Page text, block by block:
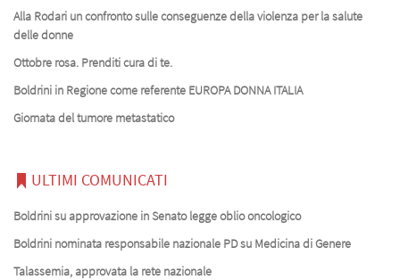
Alla Rodari un confronto sulle conseguenze della violenza per la salute
delle donne
Ottobre rosa. Prenditi cura di te.
Boldrini in Regione come referente EUROPA DONNA ITALIA
Giornata del tumore metastatico
ULTIMI COMUNICATI
Boldrini su approvazione in Senato legge oblio oncologico
Boldrini nominata responsabile nazionale PD su Medicina di Genere
Talassemia, approvata la rete nazionale